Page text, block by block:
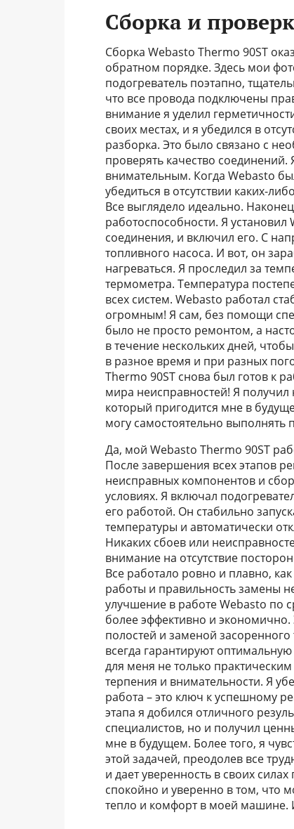
Сборка и
Сборка Webasto Thermo 90ST
обратном порядке. Здесь мои
подогреватель поэтапно,
что все провода подключены
внимание я уделил
своих местах, и я убедился в
разборка. Это было связано с
проверять качество
внимательным. Когда Webasto
убедиться в отсутствии каких-
Все выглядело идеально.
работоспособности. Я
соединения, и включил его. С
топливного насоса. И вот, он
нагреваться. Я проследил за
термометра. Температура
всех систем. Webasto работал
огромным! Я сам, без помощи
было не просто ремонтом, а
в течение нескольких дней,
в разное время и при разных
Thermo 90ST снова был готов к
мира неисправностей! Я
который пригодится мне в
могу самостоятельно
Да, мой Webasto Thermo 90ST
После завершения всех этапов
неисправных компонентов и
условиях. Я включал
его работой. Он стабильно
температуры и автоматически
Никаких сбоев или
внимание на отсутствие
Все работало ровно и плавно,
работы и правильность замены
улучшение в работе Webasto по
более эффективно и
полостей и заменой
всегда гарантируют
для меня не только
терпения и внимательности. Я
работа – это ключ к успешному
этапа я добился отличного
специалистов, но и получил
мне в будущем. Более того, я
этой задачей, преодолев все
и дает уверенность в своих
спокойно и уверенно в том, что
тепло и комфорт в моей машине.